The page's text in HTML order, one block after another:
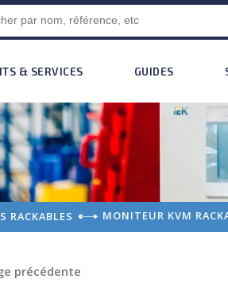
& SERVICES GUIDES
RACKABLES MONITEUR KVM
précédente